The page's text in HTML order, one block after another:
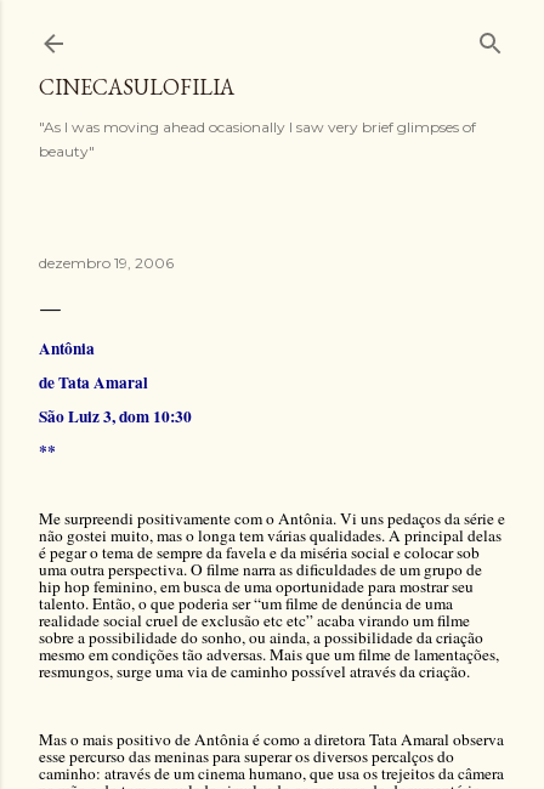
CINECASULOFILIA
"As I was moving ahead ocasionally I saw very brief glimpses of
beauty"
dezembro 19, 2006
Antônia
de Tata Amaral
São Luiz 3, dom 10:30
**
Me surpreendi positivamente com o Antônia. Vi uns pedaços da série e
não gostei muito, mas o longa tem várias qualidades. A principal delas
é pegar o tema de sempre da favela e da miséria social e colocar sob
uma outra perspectiva. O filme narra as dificuldades de um grupo de
hip hop feminino, em busca de uma oportunidade para mostrar seu
talento. Então, o que poderia ser “um filme de denúncia de uma
realidade social cruel de exclusão etc etc” acaba virando um filme
sobre a possibilidade do sonho, ou ainda, a possibilidade da criação
mesmo em condições tão adversas. Mais que um filme de lamentações,
resmungos, surge uma via de caminho possível através da criação.
Mas o mais positivo de Antônia é como a diretora Tata Amaral observa
esse percurso das meninas para superar os diversos percalços do
caminho: através de um cinema humano, que usa os trejeitos da câmera